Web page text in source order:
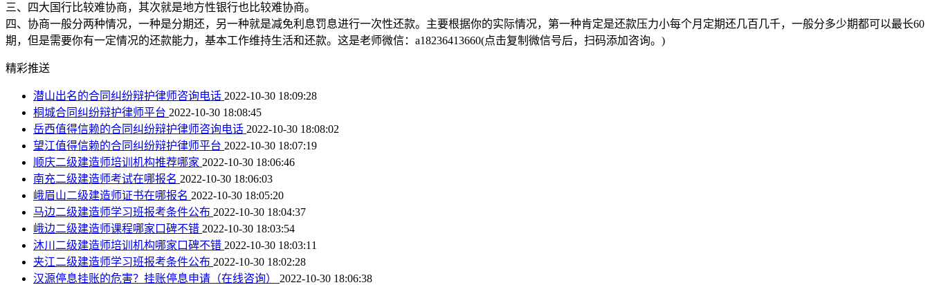
三、四大国行比较难协商，其次就是地方性银行也比较难协商。
四、协商一般分两种情况，一种是分期还，另一种就是减免利息罚息进行一次性还款。主要根据你的实际情况，第一种肯定是还款压力小每个月定期还几百几千，一般分多少期都可以最长60
期，但是需要你有一定情况的还款能力，基本工作维持生活和还款。这是老师微信：a18236413660(点击复制微信号后，扫码添加咨询。)
精彩推送
潜山出名的合同纠纷辩护律师咨询电话 2022-10-30 18:09:28
桐城合同纠纷辩护律师平台 2022-10-30 18:08:45
岳西值得信赖的合同纠纷辩护律师咨询电话 2022-10-30 18:08:02
望江值得信赖的合同纠纷辩护律师平台 2022-10-30 18:07:19
顺庆二级建造师培训机构推荐哪家 2022-10-30 18:06:46
南充二级建造师考试在哪报名 2022-10-30 18:06:03
峨眉山二级建造师证书在哪报名 2022-10-30 18:05:20
马边二级建造师学习班报考条件公布 2022-10-30 18:04:37
峨边二级建造师课程哪家口碑不错 2022-10-30 18:03:54
沐川二级建造师培训机构哪家口碑不错 2022-10-30 18:03:11
夹江二级建造师学习班报考条件公布 2022-10-30 18:02:28
汉源停息挂账的危害？挂账停息申请（在线咨询） 2022-10-30 18:06:38